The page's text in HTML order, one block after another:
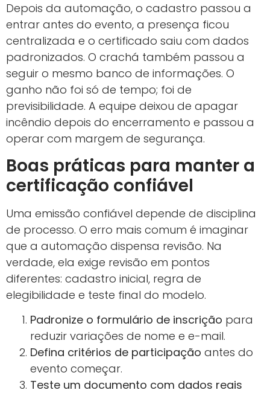
Depois da automação, o cadastro passou a
entrar antes do evento, a presença ficou
centralizada e o certificado saiu com dados
padronizados. O crachá também passou a
seguir o mesmo banco de informações. O
ganho não foi só de tempo; foi de
previsibilidade. A equipe deixou de apagar
incêndio depois do encerramento e passou a
operar com margem de segurança.
Boas práticas para manter a
certificação confiável
Uma emissão confiável depende de disciplina
de processo. O erro mais comum é imaginar
que a automação dispensa revisão. Na
verdade, ela exige revisão em pontos
diferentes: cadastro inicial, regra de
elegibilidade e teste final do modelo.
Padronize o formulário de inscrição para
reduzir variações de nome e e-mail.
Defina critérios de participação antes do
evento começar.
Teste um documento com dados reais